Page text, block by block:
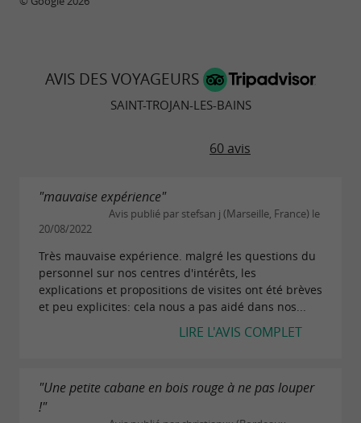
AVIS DES VOYAGEURS
SAINT-TROJAN-LES-BAINS
60 avis
"mauvaise expérience"
Avis publié par stefsan j (Marseille, France) le
20/08/2022
Très mauvaise expérience. malgré les questions du
personnel sur nos centres d'intérêts, les
explications et propositions de visites ont été brèves
et peu explicites: cela nous a pas aidé dans nos...
LIRE L'AVIS COMPLET
"Une petite cabane en bois rouge à ne pas louper
!"